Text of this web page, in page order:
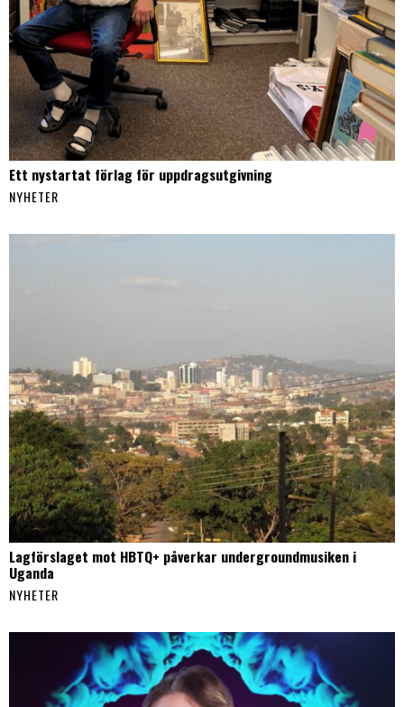
Ett nystartat förlag för uppdragsutgivning
NYHETER
Lagförslaget mot HBTQ+ påverkar undergroundmusiken i
Uganda
NYHETER